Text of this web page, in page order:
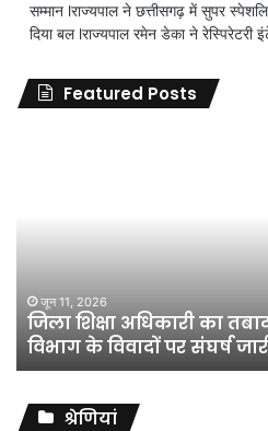
सम्मान lराज्यपाल ने छत्तीसगढ़ में सुपर
दिया बल lराज्यपाल रमेन डेका ने रेस्पिरेटरी
Featured Posts
शिक्षा
विभाग
विवादों
संघर्ष
जून 11, 2026
जिला शिक्षा अधिकारी का
विभाग के विवादों पर संघर्ष
श्रेणियां